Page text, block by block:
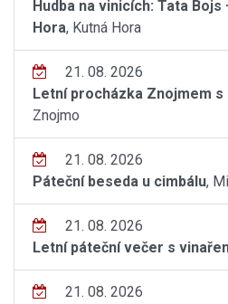
Hudba na vinicích: Tata
Hora, Kutná Hora
21. 08. 2026
Letní procházka Znojmem
Znojmo
21. 08. 2026
Páteční beseda u cimbálu,
21. 08. 2026
Letní páteční večer s
21. 08. 2026